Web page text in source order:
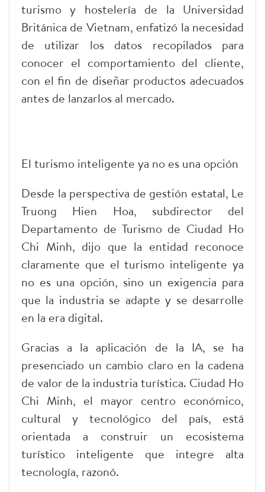
turismo y hostelería de la Universidad
Británica de Vietnam, enfatizó la necesidad
de utilizar los datos recopilados para
conocer el comportamiento del cliente,
con el fin de diseñar productos adecuados
antes de lanzarlos al mercado.
El turismo inteligente ya no es una opción
Desde la perspectiva de gestión estatal, Le
Truong Hien Hoa, subdirector del
Departamento de Turismo de Ciudad Ho
Chi Minh, dijo que la entidad reconoce
claramente que el turismo inteligente ya
no es una opción, sino un exigencia para
que la industria se adapte y se desarrolle
en la era digital.
Gracias a la aplicación de la IA, se ha
presenciado un cambio claro en la cadena
de valor de la industria turística. Ciudad Ho
Chi Minh, el mayor centro económico,
cultural y tecnológico del país, está
orientada a construir un ecosistema
turístico inteligente que integre alta
tecnología, razonó.